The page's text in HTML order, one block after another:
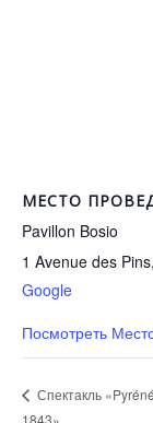
МЕСТО
Pavillon Bosio
1 Avenue des
Google
Посмотреть
Спектакль